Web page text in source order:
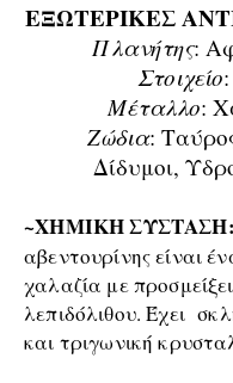
ΕΞΩΤΕΡΙΚΕΣ
Πλανήτης:
Στοιχείο
Μέταλλο:
Ζώδια:
Δίδυμοι,
~ΧΗΜΙΚΗ ΣΥΣΤΑΣΗ:
αβεντουρίνης είναι
χαλαζία με
λεπιδόλιθου. Έχει
και τριγωνική